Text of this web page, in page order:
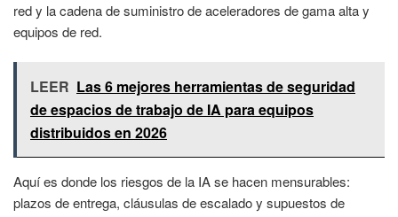
red y la cadena de suministro de aceleradores de gama alta y
equipos de red.
LEER Las 6 mejores herramientas de seguridad
de espacios de trabajo de IA para equipos
distribuidos en 2026
Aquí es donde los riesgos de la IA se hacen mensurables:
plazos de entrega, cláusulas de escalado y supuestos de